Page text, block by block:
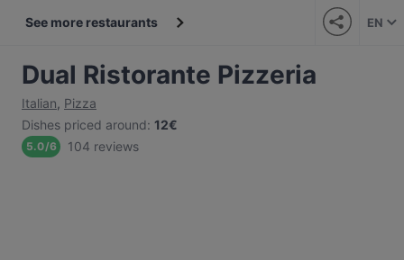
See more restaurants EN
Dual Ristorante Pizzeria
Italian, Pizza
Dishes priced around: 12€
5.0/6 104 reviews